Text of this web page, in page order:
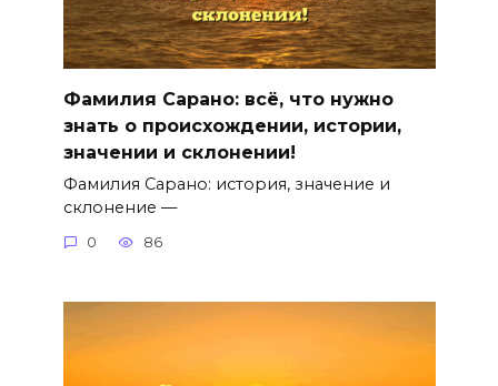
Фамилия Сарано: всё, что нужно
знать о происхождении, истории,
значении и склонении!
Фамилия Сарано: история, значение и
склонение —
0 86